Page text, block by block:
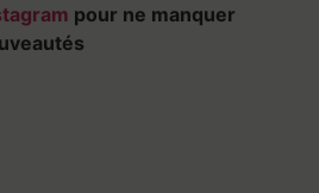
pour ne manquer